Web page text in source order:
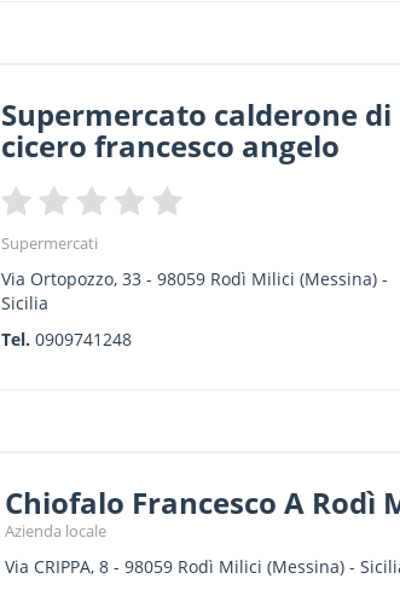
Supermercato calderone di
cicero francesco angelo
Supermercati
Via Ortopozzo, 33 -98059 Rodì Milici (Messina) -
Sicilia
Tel.0909741248
Chiofalo Francesco A Rodì
Azienda locale
Via CRIPPA, 8- 98059 Rodì Milici (Messina) -